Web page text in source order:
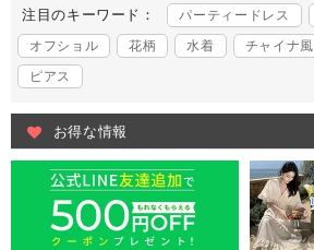
注目のキーワード： パーティードレス
オフショル
花柄 水着 チャイナ風
ピアス
お得な情報